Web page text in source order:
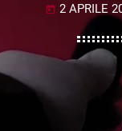
today 2 APRILE